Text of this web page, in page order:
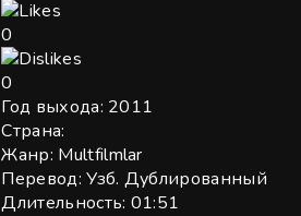
0
0
Год выхода: 2011
Страна:
Жанр: Multfilmlar
Перевод: Узб. Дублированный
Длительность: 01:51